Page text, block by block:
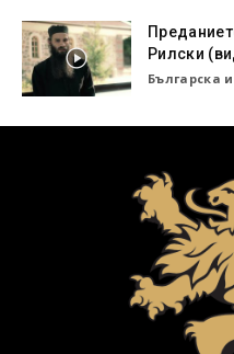
Рилски
Българска